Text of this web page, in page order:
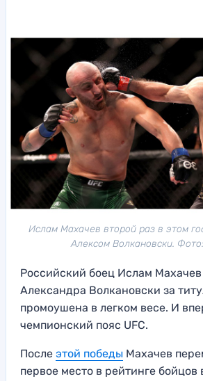
Ислам Махачев второй раз в этом
Алексом Волкановски.
Российский боец Ислам
Александра Волкановски за
промоушена в легком весе. И
чемпионский пояс UFC.
После этой победы Махачев
первое место в рейтинге бойцов